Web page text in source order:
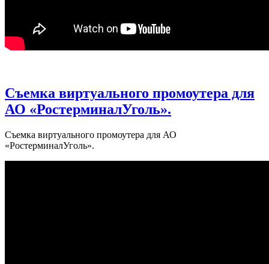
Съемка виртуального промоутера для
АО «РостерминалУголь».
Съемка виртуального промоутера для АО
«РостерминалУголь».